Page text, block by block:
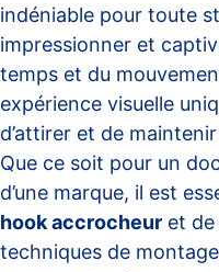
indéniable pour toute
impressionner et
temps et du
expérience visuelle
d’attirer et de
Que ce soit pour un
d’une marque, il est
hook accrocheur et
techniques de